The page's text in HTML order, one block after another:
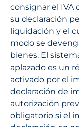
consignar el
su declaración
liquidación y el
modo se
bienes. El
aplazado es un
activado por el
declaración de
autorización
obligatorio si el